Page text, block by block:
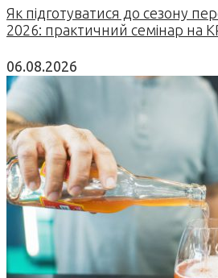
Як підготуватися до сезону
2026: практичний семінар на
06.08.2026